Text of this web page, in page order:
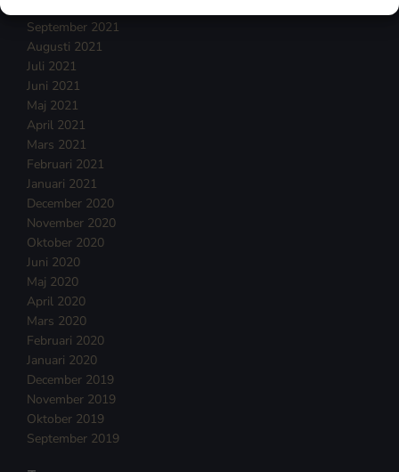
September 2021
Augusti 2021
Juli 2021
Juni 2021
Maj 2021
April 2021
Mars 2021
Februari 2021
Januari 2021
December 2020
November 2020
Oktober 2020
Juni 2020
Maj 2020
April 2020
Mars 2020
Februari 2020
Januari 2020
December 2019
November 2019
Oktober 2019
September 2019